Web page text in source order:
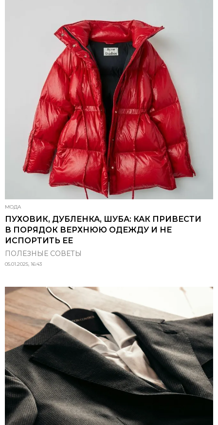
МОДА
ПУХОВИК, ДУБЛЕНКА, ШУБА: КАК ПРИВЕСТИ
В ПОРЯДОК ВЕРХНЮЮ ОДЕЖДУ И НЕ
ИСПОРТИТЬ ЕЕ
ПОЛЕЗНЫЕ СОВЕТЫ
05.01.2025, 16:43